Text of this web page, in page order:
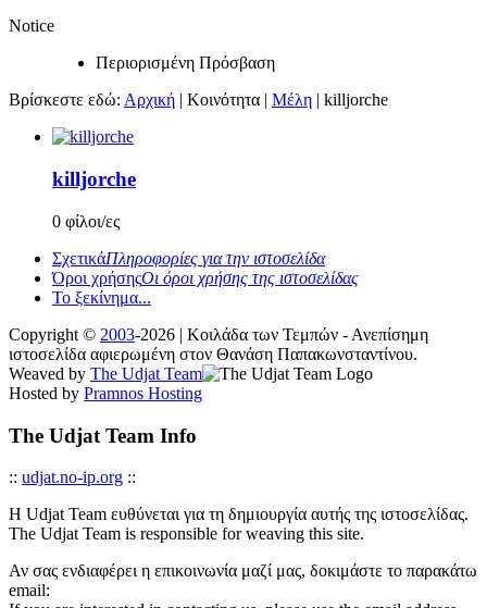
Notice
Περιορισμένη Πρόσβαση
Βρίσκεστε εδώ: Αρχική | Κοινότητα | Μέλη | killjorche
killjorche
0 φίλοι/ες
ΣχετικάΠληροφορίες για την ιστοσελίδα
Όροι χρήσηςΟι όροι χρήσης της ιστοσελίδας
Το ξεκίνημα...
Copyright © 2003-2026 | Κοιλάδα των Τεμπών - Ανεπίσημη
ιστοσελίδα αφιερωμένη στον Θανάση Παπακωνσταντίνου.
Weaved by The Udjat Team
Hosted by Pramnos Hosting
The Udjat Team Info
:: udjat.no-ip.org ::
Η Udjat Team ευθύνεται για τη δημιουργία αυτής της ιστοσελίδας.
The Udjat Team is responsible for weaving this site.
Αν σας ενδιαφέρει η επικοινωνία μαζί μας, δοκιμάστε το παρακάτω
email: